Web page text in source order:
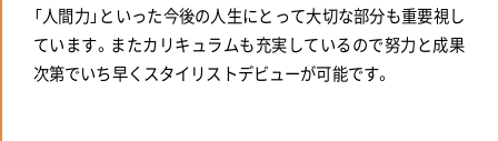
「人間力」といった今後の人生にとって大切な部分も重要視し
ています。またカリキュラムも充実しているので努力と成果
次第でいち早くスタイリストデビューが可能です。